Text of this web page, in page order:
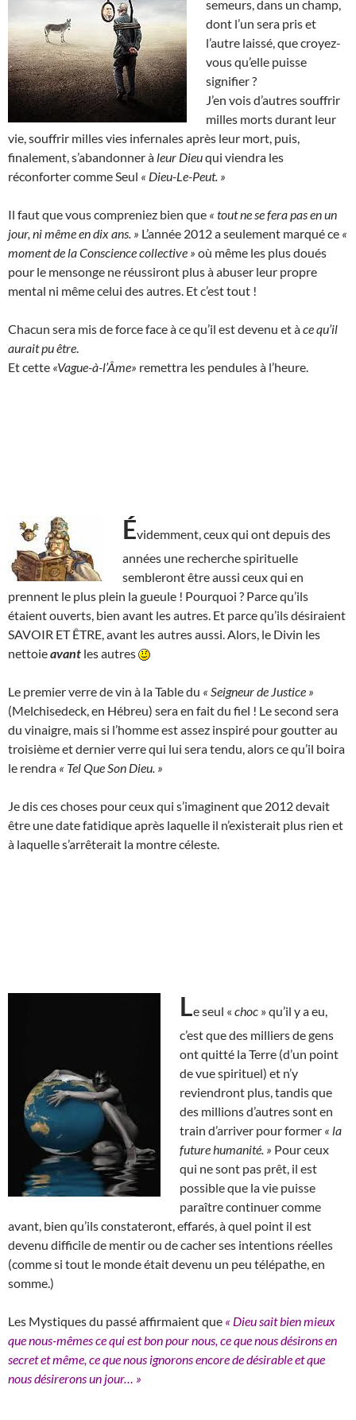
semeurs, dans un champ,
dont l’un sera pris et
l’autre laissé, que croyez-
vous qu’elle puisse
signifier ?
J’en vois d’autres souffrir
milles morts durant leur
vie, souffrir milles vies infernales après leur mort, puis,
finalement, s’abandonner à leur Dieuqui viendra les
réconforter comme Seul « Dieu-Le-Peut. »
Il faut que vous compreniez bien que « tout ne se fera pas en un
jour, ni même en dix ans. » L’année 2012 a seulement marqué ce «
moment de la Conscience collective » où même les plus doués
pour le mensonge ne réussiront plus à abuser leur propre
mental ni même celui des autres. Et c’est tout !
Chacun sera mis de force face à ce qu’il est devenu et àce qu’il
aurait pu être
Et cette «Vague-à-l’Âme» remettra les pendules à l’heure.
Évidemment, ceux qui ont depuis des
années une recherche spirituelle
sembleront être aussi ceux qui en
prennent le plus plein la gueule ! Pourquoi ? Parce qu’ils
étaient ouverts, bien avant les autres. Et parce qu’ils désiraient
SAVOIR ET ÊTRE, avant les autres aussi. Alors, le Divin les
nettoieavant les autres
Le premier verre de vin à la Table du « Seigneur de Justice »
(Melchisedeck, en Hébreu) sera en fait du fiel ! Le second sera
du vinaigre, mais si l’homme est assez inspiré pour goutter au
troisième et dernier verre qui lui sera tendu, alors ce qu’il boira
le rendra « Tel Que Son Dieu. »
Je dis ces choses pour ceux qui s’imaginent que 2012 devait
être une date fatidique après laquelle il n’existerait plus rien et
à laquelle s’arrêterait la montre céleste.
Le seul « choc » qu’il y a eu,
c’est que des milliers de gens
ont quitté la Terre (d’un point
de vue spirituel) et n’y
reviendront plus, tandis que
des millions d’autres sont en
train d’arriver pour former « la
future humanité. » Pour ceux
qui ne sont pas prêt, il est
possible que la vie puisse
paraître continuer comme
avant, bien qu’ils constateront, effarés, à quel point il est
devenu difficile de mentir ou de cacher ses intentions réelles
(comme si tout le monde était devenu un peu télépathe, en
somme.)
Les Mystiques du passé affirmaient que « Dieu sait bien mieux
que nous-mêmes ce qui est bon pour nous, ce que nous désirons en
secret et même, ce que nous ignorons encore de désirable et que
nous désirerons un jour… »